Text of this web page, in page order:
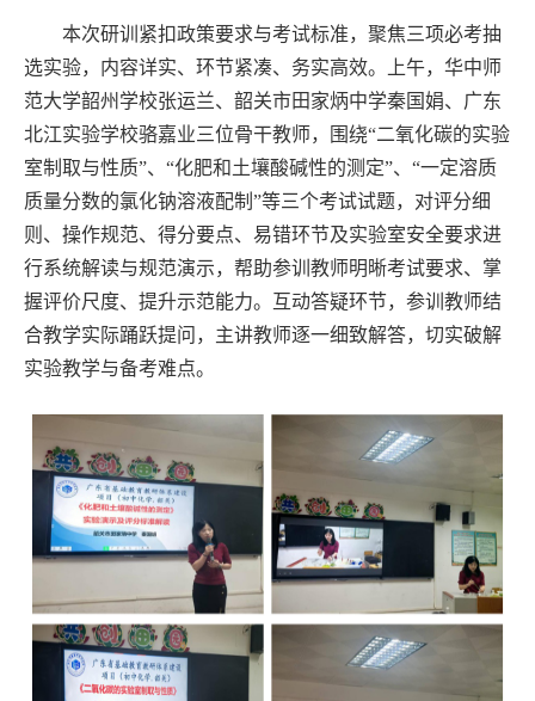
本次研训紧扣政策要求与考试标准，聚焦三项必考抽
选实验，内容详实、环节紧凑、务实高效。上午，华中师
范大学韶州学校张运兰、韶关市田家炳中学秦国娟、广东
北江实验学校骆嘉业三位骨干教师，围绕“二氧化碳的实验
室制取与性质”、“化肥和土壤酸碱性的测定”、“一定溶质
质量分数的氯化钠溶液配制”等三个考试试题，对评分细
则、操作规范、得分要点、易错环节及实验室安全要求进
行系统解读与规范演示，帮助参训教师明晰考试要求、掌
握评价尺度、提升示范能力。互动答疑环节，参训教师结
合教学实际踊跃提问，主讲教师逐一细致解答，切实破解
实验教学与备考难点。